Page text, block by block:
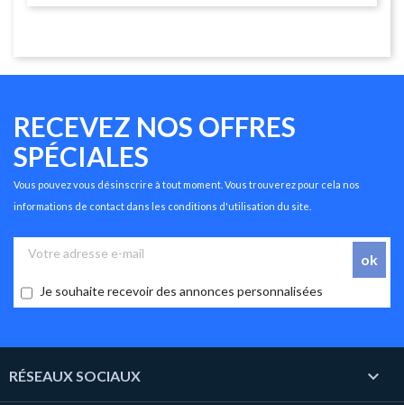
RECEVEZ NOS OFFRES
SPÉCIALES
Vous pouvez vous désinscrire à tout moment. Vous trouverez pour cela nos
informations de contact dans les conditions d'utilisation du site.
Je souhaite recevoir des annonces personnalisées
RÉSEAUX SOCIAUX 